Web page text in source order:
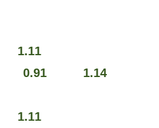
1.11
0.91 1.14
1.11